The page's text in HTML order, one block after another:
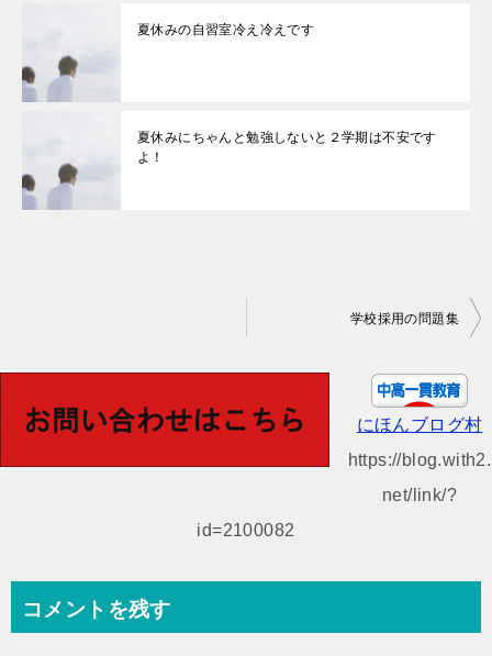
夏休みの自習室冷え冷えです
夏休みにちゃんと勉強しないと２学期は不安です
よ！
ビ
学校採用の問題集
にほんブログ村
https://blog.with2.
net/link/?
id=2100082
コメントを残す